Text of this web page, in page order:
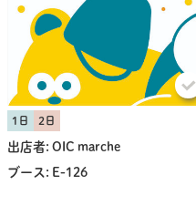
1日 2日
出店者: OIC marche
ブース: E-126